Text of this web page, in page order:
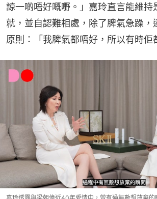
諒一啲唔好嘅嘢。」嘉玲直言能維持
就，並自認難相處，除了脾氣急躁，
原則：「我脾氣都唔好，所以有時佢